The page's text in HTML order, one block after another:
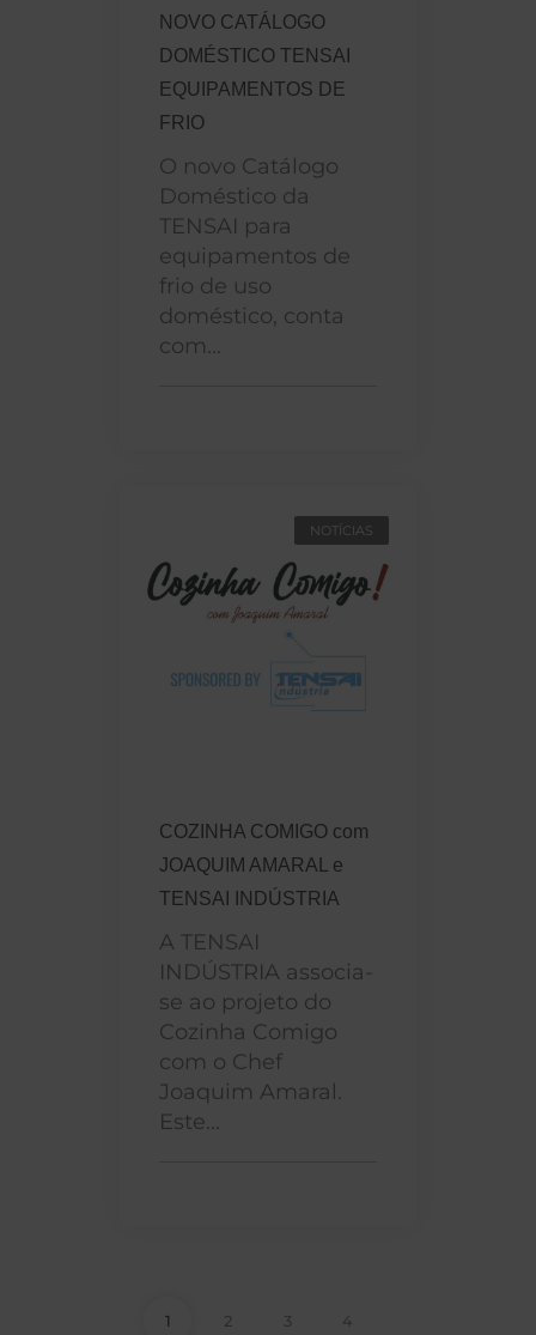
NOVO CATÁLOGO
DOMÉSTICO TENSAI
EQUIPAMENTOS DE
FRIO
O novo Catálogo
Doméstico da
TENSAI para
equipamentos de
frio de uso
doméstico, conta
com...
NOTÍCIAS
COZINHA COMIGO com
JOAQUIM AMARAL e
TENSAI INDÚSTRIA
A TENSAI
INDÚSTRIA associa-
se ao projeto do
Cozinha Comigo
com o Chef
Joaquim Amaral.
Este...
1 2 3 4